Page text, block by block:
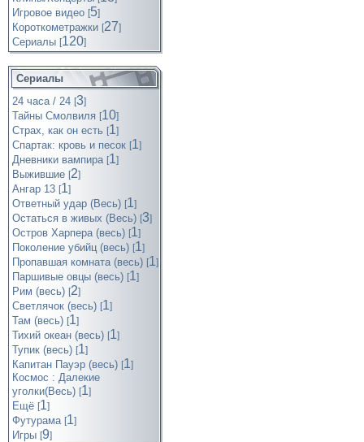
Игровое видео [5]
Короткометражки [27]
Cериалы [120]
Сериалы
24 часа / 24 [3]
Тайны Смолвиля [10]
Страх, как он есть [1]
Спартак: кровь и песок [1]
Дневники вампира [1]
Выжившие [2]
Ангар 13 [1]
Ответный удар (Весь) [1]
Остаться в живых (Весь) [3]
Остров Харпера (весь) [1]
Поколение убийц (весь) [1]
Пропавшая комната (весь) [1]
Паршивые овцы (весь) [1]
Рим (весь) [2]
Светлячок (весь) [1]
Там (весь) [1]
Тихий океан (весь) [1]
Тупик (весь) [1]
Капитан Пауэр (весь) [1]
Космос : Далекие
уголки(Весь) [1]
Ещё [1]
Футурама [1]
Игры [9]